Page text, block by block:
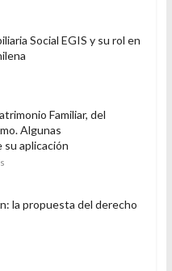
Social EGIS y su rol en
Familiar, del
Algunas
su aplicación
la propuesta del derecho